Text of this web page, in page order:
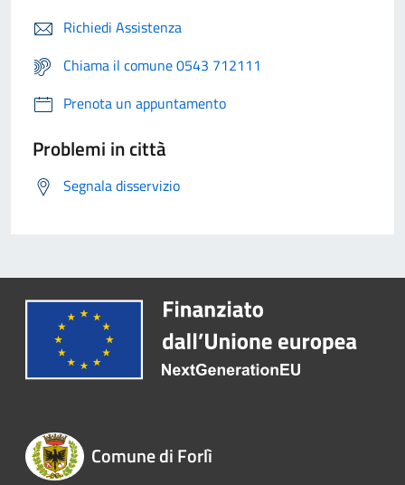
Richiedi Assistenza
Chiama il comune 0543 712111
Prenota un appuntamento
Problemi in città
Segnala disservizio
Comune di Forlì